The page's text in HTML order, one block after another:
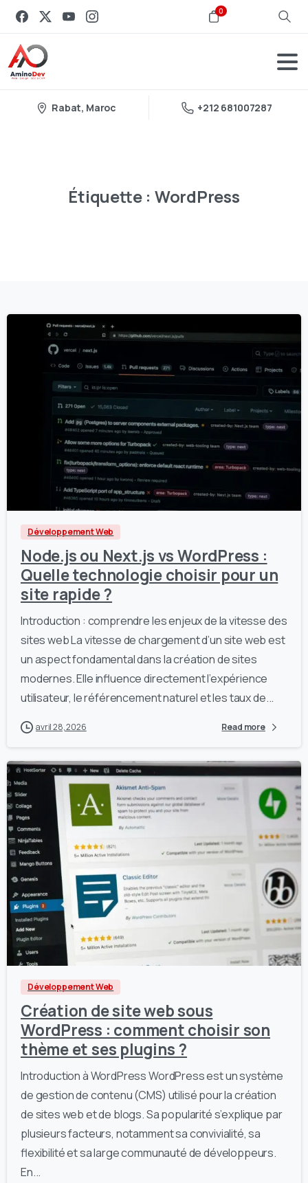
0
Rabat, Maroc +212 681007287
Étiquette : WordPress
Développement Web
Node.js ou Next.js vs WordPress :
Quelle technologie choisir pour un
site rapide ?
Introduction : comprendre les enjeux de la vitesse des
sites web La vitesse de chargement d’un site web est
un aspect fondamental dans la création de sites
modernes. Elle influence directement l’expérience
utilisateur, le référencement naturel et les taux de...
avril 28, 2026 Read more
0
Développement Web
Création de site web sous
WordPress : comment choisir son
thème et ses plugins ?
Introduction à WordPress WordPress est un système
de gestion de contenu (CMS) utilisé pour la création
de sites web et de blogs. Sa popularité s’explique par
plusieurs facteurs, notamment sa convivialité, sa
flexibilité et sa large communauté de développeurs.
En...